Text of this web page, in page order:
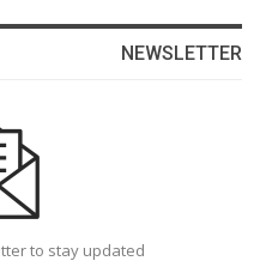
NEWSLETTER
to stay updated.